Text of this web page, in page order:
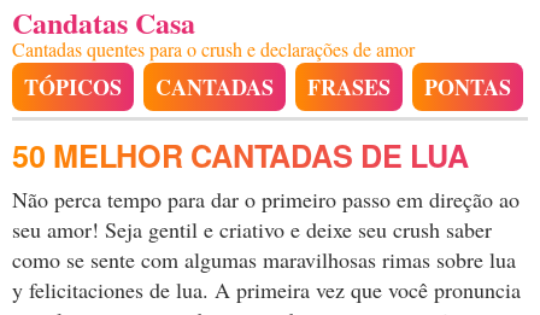
Candatas Casa
Cantadas quentes para o crush e declarações de amor
TÓPICOS CANTADAS FRASES PONTAS
50 MELHOR CANTADAS DE LUA
Não perca tempo para dar o primeiro passo em direção ao
seu amor! Seja gentil e criativo e deixe seu crush saber
como se sente com algumas maravilhosas rimas sobre lua
y felicitaciones de lua. A primeira vez que você pronuncia